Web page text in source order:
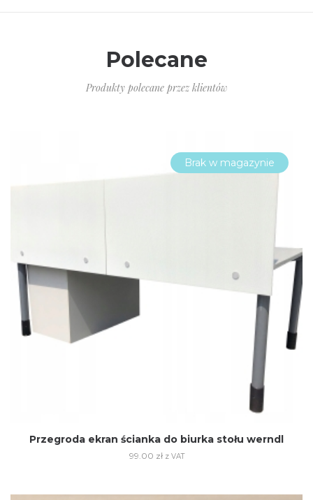
Polecane
Produkty polecane przez klientów
Brak w magazynie
Przegroda ekran ścianka do biurka stołu werndl
99.00 zł z VAT